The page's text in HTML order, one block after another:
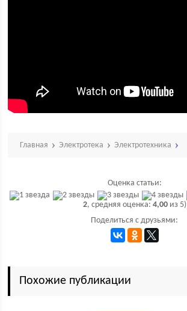
Главная Электротека Электротехника
Оценка статьи:
2, средняя оценка: 4,00из 5)
Поделиться с друзьями:
Похожие публикации